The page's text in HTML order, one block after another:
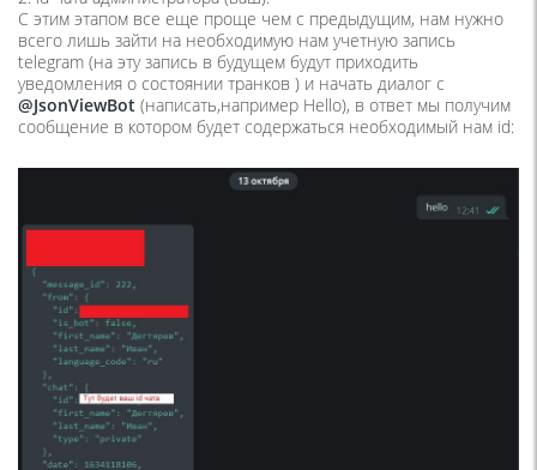
С этим этапом все еще проще чем с предыдущим, нам нужно
всего лишь зайти на необходимую нам учетную запись
telegram (на эту запись в будущем будут приходить
уведомления о состоянии транков ) и начать диалог с
@JsonViewBot (написать,например Hello), в ответ мы получим
сообщение в котором будет содержаться необходимый нам id: